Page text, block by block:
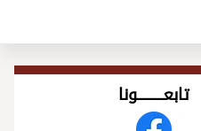
تابعــــــــــونا